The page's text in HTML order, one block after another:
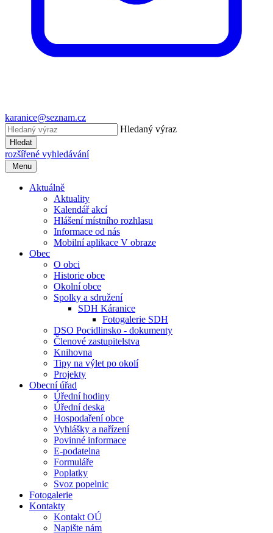
karanice@seznam.cz
Hledaný výraz
Hledat
rozšířené vyhledávání
Menu
Aktuálně
Aktuality
Kalendář akcí
Hlášení místního rozhlasu
Informace od nás
Mobilní aplikace V obraze
Obec
O obci
Historie obce
Okolní obce
Spolky a sdružení
SDH Káranice
Fotogalerie SDH
DSO Pocidlinsko - dokumenty
Členové zastupitelstva
Knihovna
Tipy na výlet po okolí
Projekty
Obecní úřad
Úřední hodiny
Úřední deska
Hospodaření obce
Vyhlášky a nařízení
Povinné informace
E-podatelna
Formuláře
Poplatky
Svoz popelnic
Fotogalerie
Kontakty
Kontakt OÚ
Napište nám